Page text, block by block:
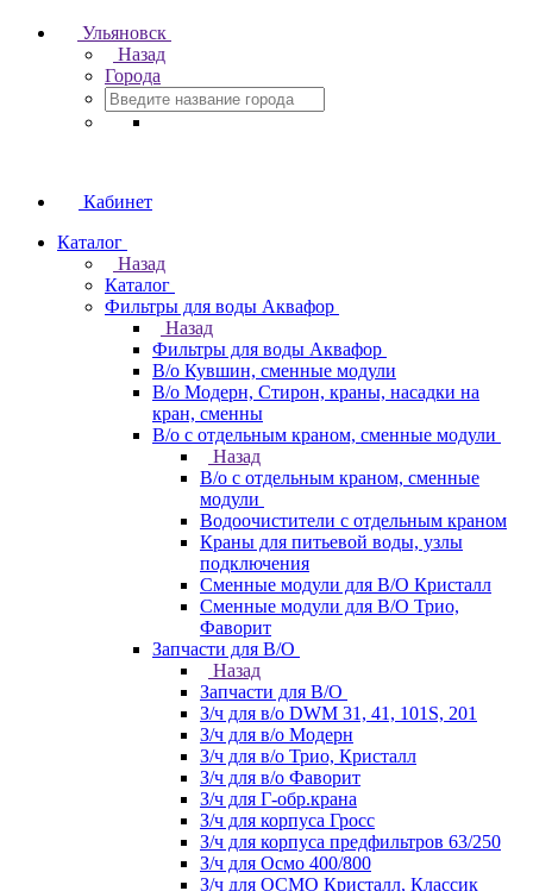
Ульяновск
Назад
Города
Кабинет
Каталог
Назад
Каталог
Фильтры для воды Аквафор
Назад
Фильтры для воды Аквафор
В/о Кувшин, сменные модули
В/о Модерн, Стирон, краны, насадки на
кран, сменны
В/о с отдельным краном, сменные модули
Назад
В/о с отдельным краном, сменные
модули
Водоочистители с отдельным краном
Краны для питьевой воды, узлы
подключения
Сменные модули для В/О Кристалл
Сменные модули для В/О Трио,
Фаворит
Запчасти для В/О
Назад
Запчасти для В/О
З/ч для в/о DWM 31, 41, 101S, 201
З/ч для в/о Модерн
З/ч для в/о Трио, Кристалл
З/ч для в/о Фаворит
З/ч для Г-обр.крана
З/ч для корпуса Гросс
З/ч для корпуса предфильтров 63/250
З/ч для Осмо 400/800
З/ч для ОСМО Кристалл, Классик